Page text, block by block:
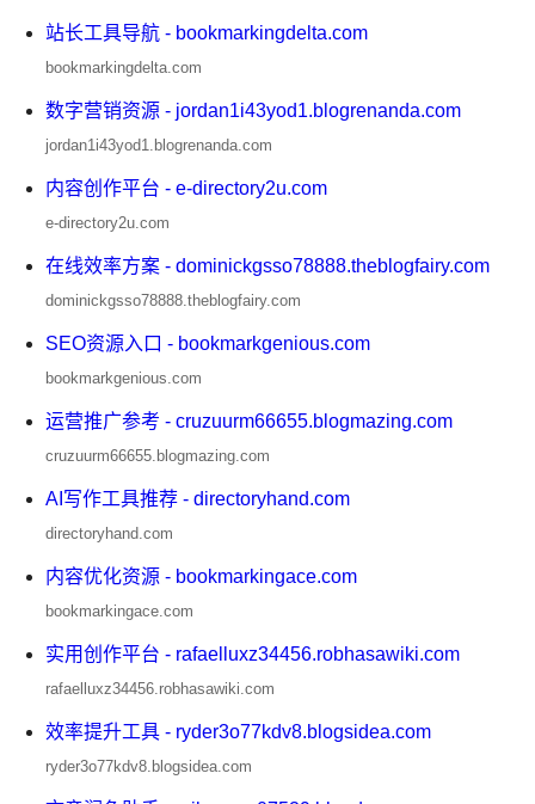
站长工具导航 - bookmarkingdelta.com
bookmarkingdelta.com
数字营销资源 - jordan1i43yod1.blogrenanda.com
jordan1i43yod1.blogrenanda.com
内容创作平台 - e-directory2u.com
e-directory2u.com
在线效率方案 - dominickgsso78888.theblogfairy.com
dominickgsso78888.theblogfairy.com
SEO资源入口 - bookmarkgenious.com
bookmarkgenious.com
运营推广参考 - cruzuurm66655.blogmazing.com
cruzuurm66655.blogmazing.com
AI写作工具推荐 - directoryhand.com
directoryhand.com
内容优化资源 - bookmarkingace.com
bookmarkingace.com
实用创作平台 - rafaelluxz34456.robhasawiki.com
rafaelluxz34456.robhasawiki.com
效率提升工具 - ryder3o77kdv8.blogsidea.com
ryder3o77kdv8.blogsidea.com